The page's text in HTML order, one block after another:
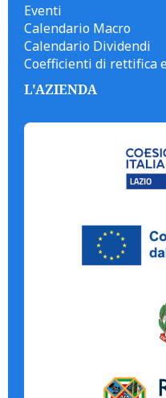
Eventi
Calendario Macro
Calendario Dividendi
Coefficienti di rettifica
L'AZIENDA